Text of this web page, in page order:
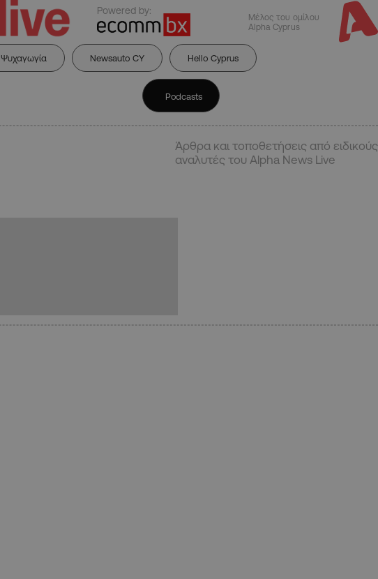
Powered by:
Μέλος του ομίλου
Alpha Cyprus
Ψυχαγωγία Newsauto CY Hello Cyprus
Podcasts
Άρθρα και τοποθετήσεις από ειδικούς
αναλυτές του Alpha News Live